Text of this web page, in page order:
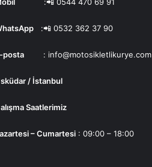
:📲 0532 362 37 90
posta: info@motosikletlikurye.com
/ İstanbul
Saatlerimiz
– Cumartesi: 09:00 – 18:00